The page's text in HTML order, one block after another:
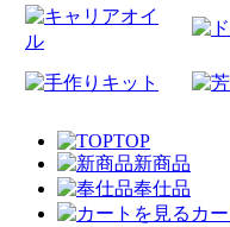
TOP
新商品
奉仕品
カー